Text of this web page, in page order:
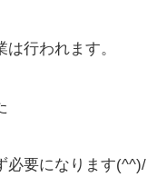
行われます。
必要になります(^^)/